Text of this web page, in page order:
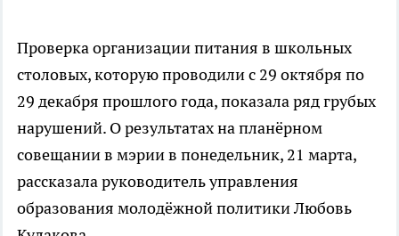
Проверка организации питания в школьных
столовых, которую проводили с 29 октября по
29 декабря прошлого года, показала ряд грубых
нарушений. О результатах на планёрном
совещании в мэрии в понедельник, 21 марта,
рассказала руководитель управления
образования молодёжной политики Любовь